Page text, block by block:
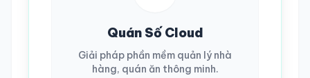
Quán Số Cloud
Giải pháp phần mềm quản lý nhà
hàng, quán ăn thông minh.